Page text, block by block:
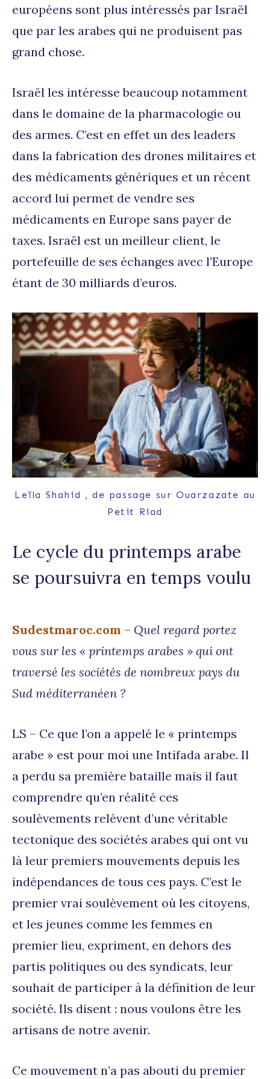
européens sont plus intéressés par Israël
que par les arabes qui ne produisent pas
grand chose.
Israël les intéresse beaucoup notamment
dans le domaine de la pharmacologie ou
des armes. C’est en effet un des leaders
dans la fabrication des drones militaires et
des médicaments génériques et un récent
accord lui permet de vendre ses
médicaments en Europe sans payer de
taxes. Israël est un meilleur client, le
portefeuille de ses échanges avec l’Europe
étant de 30 milliards d’euros.
Leïla Shahid , de passage sur Ouarzazate au
Petit Riad
Le cycle du printemps arabe
se poursuivra en temps voulu
Sudestmaroc.com – Quel regard portez
vous sur les « printemps arabes » qui ont
traversé les sociétés de nombreux pays du
Sud méditerranéen ?
LS – Ce que l’on a appelé le « printemps
arabe » est pour moi une Intifada arabe. Il
a perdu sa première bataille mais il faut
comprendre qu’en réalité ces
soulèvements relèvent d’une véritable
tectonique des sociétés arabes qui ont vu
là leur premiers mouvements depuis les
indépendances de tous ces pays. C’est le
premier vrai soulèvement où les citoyens,
et les jeunes comme les femmes en
premier lieu, expriment, en dehors des
partis politiques ou des syndicats, leur
souhait de participer à la définition de leur
société. Ils disent : nous voulons être les
artisans de notre avenir.
Ce mouvement n’a pas abouti du premier